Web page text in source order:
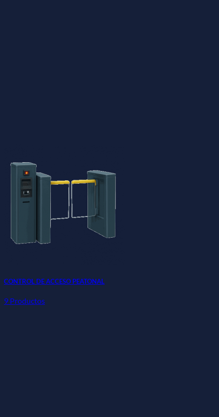
CONTROL DE ACCESO PEATONAL
9 Productos